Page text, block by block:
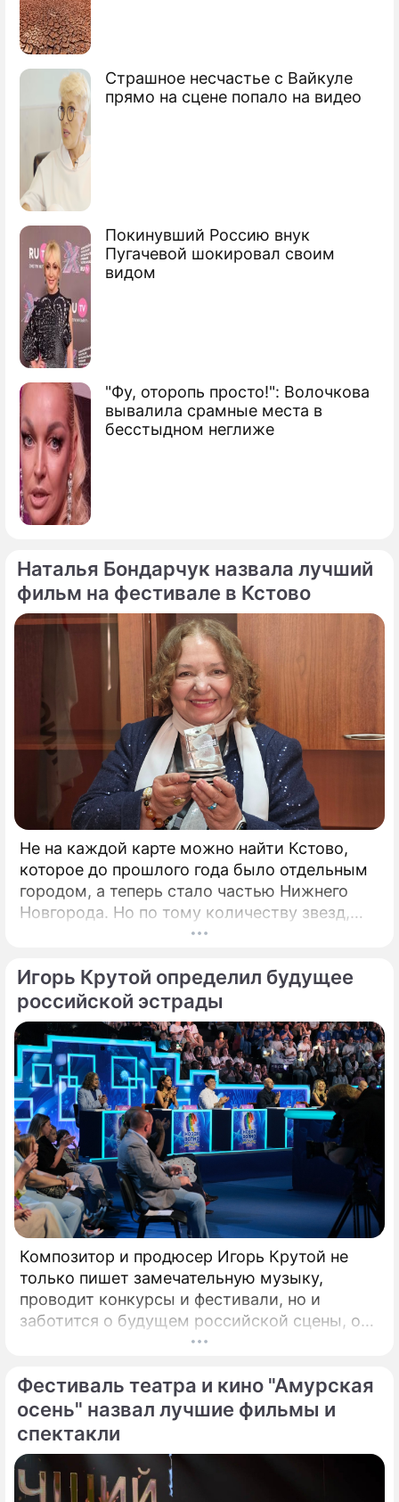
Страшное несчастье с Вайкуле
прямо на сцене попало на видео
Покинувший Россию внук
Пугачевой шокировал своим
видом
"Фу, оторопь просто!": Волочкова
вывалила срамные места в
бесстыдном неглиже
Наталья Бондарчук назвала лучший
фильм на фестивале в Кстово
Не на каждой карте можно найти Кстово,
которое до прошлого года было отдельным
городом, а теперь стало частью Нижнего
Новгорода. Но по тому количеству звезд,
которые приезжают сюда каждый год,
Повод – открытый российский
кинофестиваль "КСТОкино". В этом году он
прошёл уже в четвертый раз. Кстово
настолько живописно, что его окрестности
часто становятся натурой для съемок
фильмов.
Игорь Крутой определил будущее
российской эстрады
Композитор и продюсер Игорь Крутой не
только пишет замечательную музыку,
проводит конкурсы и фестивали, но и
заботится о будущем российской сцены, о
том, кто будет петь завтра. Именно для
"Детская Новая волна". Его задачи –
предоставлять юным артистам
возможность заявить о своём вокальном
открывать слушателям новые имена
талантливых исполнителей из разных
Фестиваль театра и кино "Амурская
осень" назвал лучшие фильмы и
спектакли